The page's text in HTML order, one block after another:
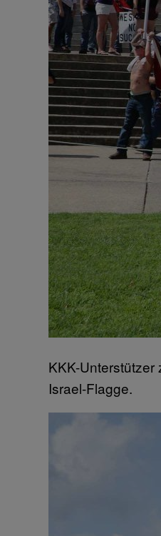
KKK-Unterstützer
Israel-Flagge.